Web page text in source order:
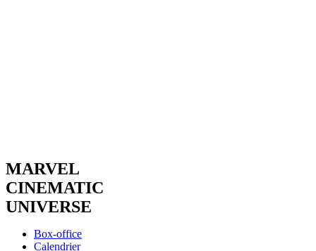
MARVEL
CINEMATIC
UNIVERSE
Box-office
Calendrier